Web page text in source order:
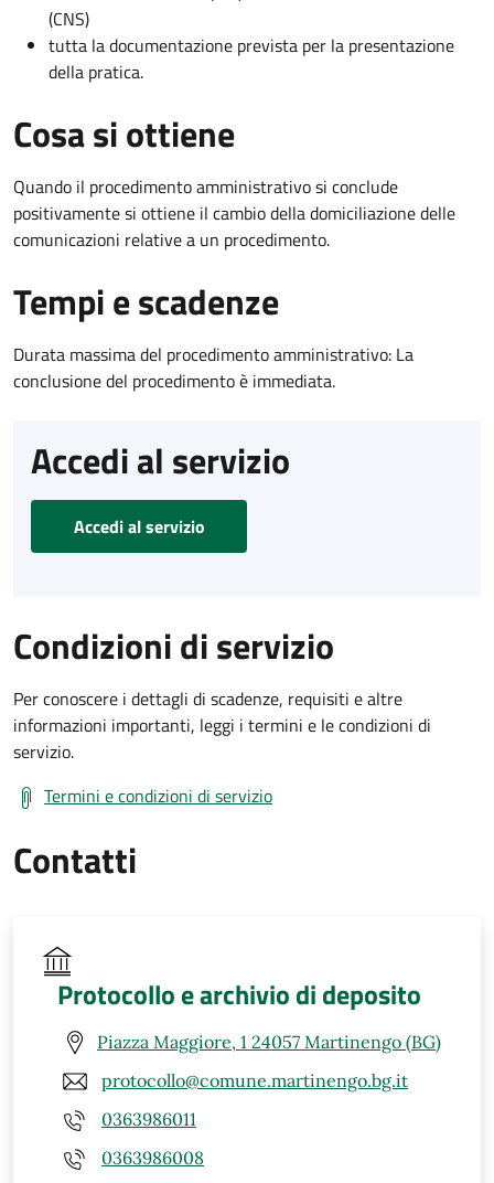
(CNS)
tutta la documentazione prevista per la presentazione
della pratica.
Cosa si ottiene
Quando il procedimento amministrativo si conclude
positivamente si ottiene il cambio della domiciliazione delle
comunicazioni relative a un procedimento.
Tempi e scadenze
Durata massima del procedimento amministrativo: La
conclusione del procedimento è immediata.
Accedi al servizio
Accedi al servizio
Condizioni di servizio
Per conoscere i dettagli di scadenze, requisiti e altre
informazioni importanti, leggi i termini e le condizioni di
servizio.
Termini e condizioni di servizio
Contatti
Protocollo e archivio di deposito
Piazza Maggiore, 1 24057 Martinengo (BG)
protocollo@comune.martinengo.bg.it
0363986011
0363986008